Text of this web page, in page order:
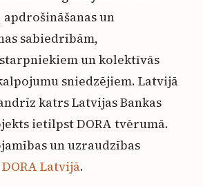
un
sabiedrībām,
un kolektīvās
sniedzējiem. Latvijā
katrs Latvijas Bankas
ietilpst DORA tvērumā.
un uzraudzības
DORA Latvijā.